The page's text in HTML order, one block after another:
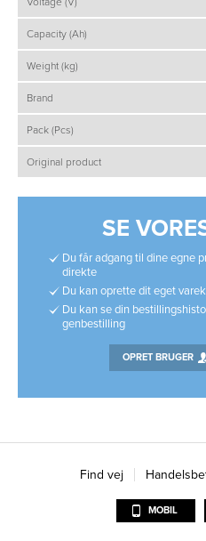
Capacity (Ah)
Weight (kg)
Brand
Pack (Pcs)
Original product
SE
Du får adgang til dine egne
direkte
Du kan oprette dit eget
Du kan se din
genbestilling
OPRET BRUGER
Find vej
MOBIL